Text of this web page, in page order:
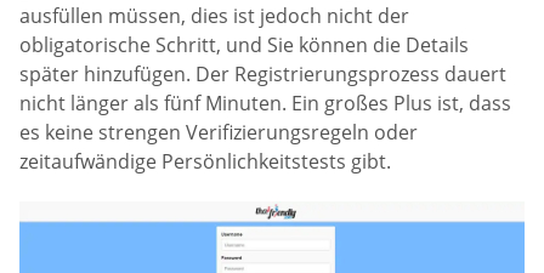
ausfüllen müssen, dies ist jedoch nicht der
obligatorische Schritt, und Sie können die Details
später hinzufügen. Der Registrierungsprozess dauert
nicht länger als fünf Minuten. Ein großes Plus ist, dass
es keine strengen Verifizierungsregeln oder
zeitaufwändige Persönlichkeitstests gibt.